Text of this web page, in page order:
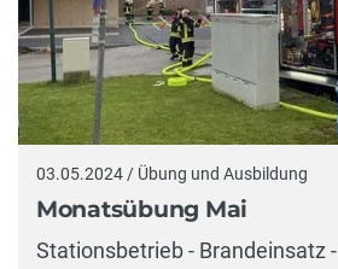
03.05.2024 / Übung und Ausbildung
Monatsübung Mai
Stationsbetrieb - Brandeinsatz -